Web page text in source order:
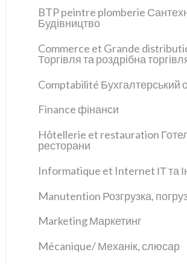
BTP peintre plomberie
Будівництво
Commerce et Grande
Торгівля та роздрібна
Comptabilité Бухгалтерський
Finance фінанси
Hôtellerie et restauration
ресторани
Informatique et Internet ІТ та
Manutention Розгрузка,
Marketing Маркетинг
Mécanique/ Механік, слюсар